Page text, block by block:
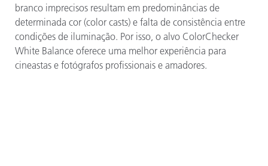
branco imprecisos resultam em predominâncias de
determinada cor (color casts) e falta de consistência entre
condições de iluminação. Por isso, o alvo ColorChecker
White Balance oferece uma melhor experiência para
cineastas e fotógrafos profissionais e amadores.